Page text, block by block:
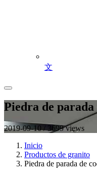
文
Piedra de
2019-09-10 / 3699 views
Inicio
Productos de granito
Piedra de parada de